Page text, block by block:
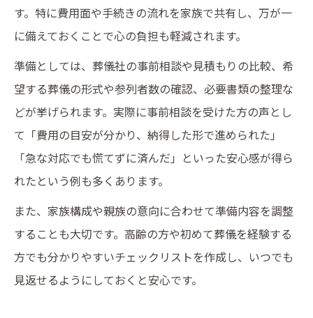
す。特に費用面や手続きの流れを家族で共有し、万が一
に備えておくことで心の負担も軽減されます。
準備としては、葬儀社の事前相談や見積もりの比較、希
望する葬儀の形式や参列者数の確認、必要書類の整理な
どが挙げられます。実際に事前相談を受けた方の声とし
て「費用の目安が分かり、納得した形で進められた」
「急な対応でも慌てずに済んだ」といった安心感が得ら
れたという例も多くあります。
また、家族構成や親族の意向に合わせて準備内容を調整
することも大切です。高齢の方や初めて葬儀を経験する
方でも分かりやすいチェックリストを作成し、いつでも
見返せるようにしておくと安心です。